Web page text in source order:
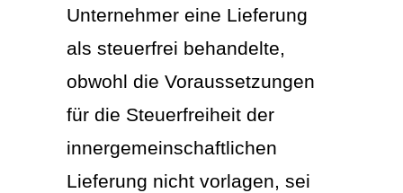
Unternehmer eine Lieferung
als steuerfrei behandelte,
obwohl die Voraussetzungen
für die Steuerfreiheit der
innergemeinschaftlichen
Lieferung nicht vorlagen, sei